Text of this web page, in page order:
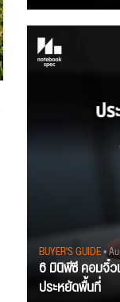
BUYER'S GUIDE•
6 มินิพีซี คอมจิ๋ว
ประหยัดพื้นที่